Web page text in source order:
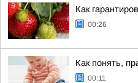
Как
00:26
Как понять,
00:11